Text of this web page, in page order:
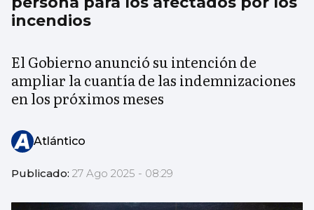
incendios
El Gobierno anunció su intención de
ampliar la cuantía de las indemnizaciones
en los próximos meses
Atlántico
Publicado: 27 Ago 2025 - 08:29